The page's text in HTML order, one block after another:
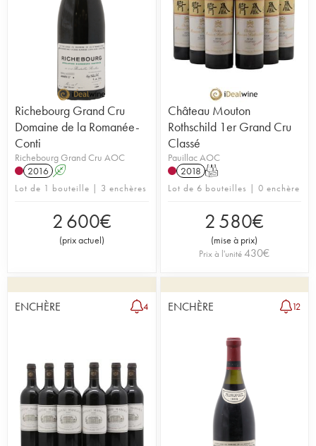
Richebourg Grand Cru
Domaine de la Romanée-
Conti
Richebourg Grand Cru AOC
2016 A
Lot de 1 bouteille | 3 enchères
2 600€
(prix actuel)
Château Mouton
Rothschild 1er Grand Cru
Classé
Pauillac AOC
2018 T
Lot de 6 bouteilles | 0 enchère
2 580€
(mise à prix)
Prix à l'unité430€
ENCHÈRE 4 ENCHÈRE 12